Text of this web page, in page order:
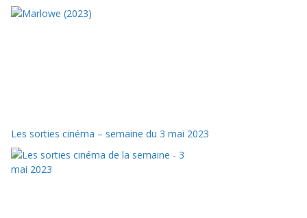
Les sorties cinéma – semaine du 3 mai 2023